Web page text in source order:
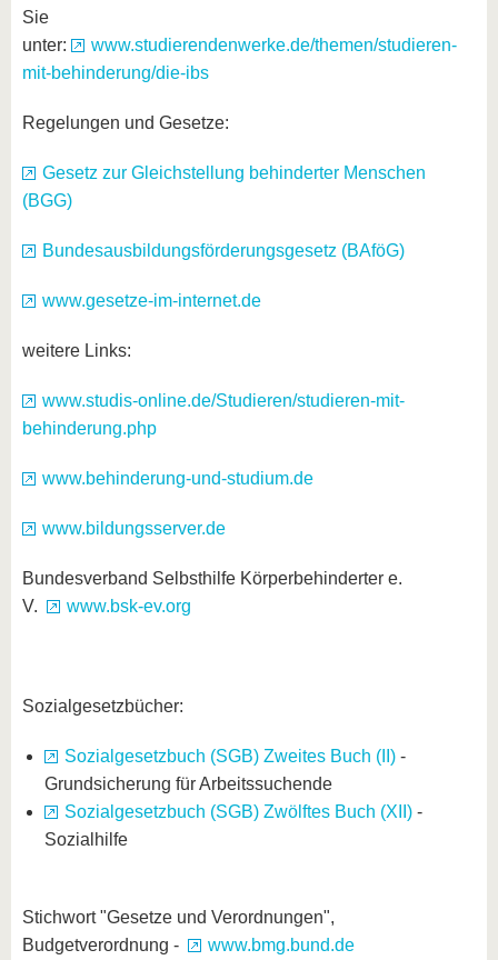
Sie
unter:
www.studierendenwerke.de/themen/studieren-
mit-behinderung/die-ibs
Regelungen und Gesetze:
Gesetz zur Gleichstellung behinderter Menschen
(BGG)
Bundesausbildungsförderungsgesetz (BAföG)
www.gesetze-im-internet.de
weitere Links:
www.studis-online.de/Studieren/studieren-mit-
behinderung.php
www.behinderung-und-studium.de
www.bildungsserver.de
Bundesverband Selbsthilfe Körperbehinderter e.
V.
www.bsk-ev.org
Sozialgesetzbücher:
Sozialgesetzbuch (SGB) Zweites Buch (II) -
Grundsicherung für Arbeitssuchende
Sozialgesetzbuch (SGB) Zwölftes Buch (XII) -
Sozialhilfe
Stichwort "Gesetze und Verordnungen",
Budgetverordnung -
www.bmg.bund.de